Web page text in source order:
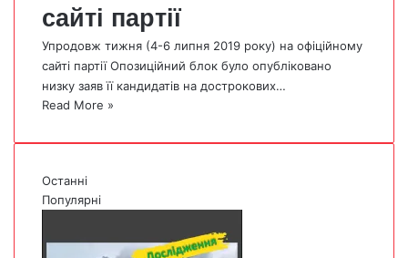
сайті партії
Упродовж тижня (4-6 липня 2019 року) на офіційному
сайті партії Опозиційний блок було опубліковано
низку заяв її кандидатів на дострокових…
Read More »
Останні
Популярні